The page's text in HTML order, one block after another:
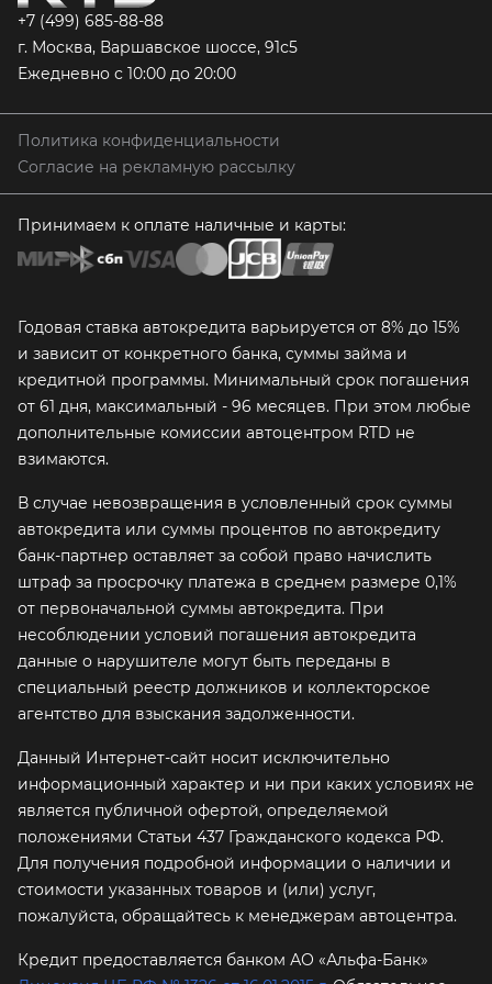
+7 (499) 685-88-88
г. Москва, Варшавское шоссе, 91с5
Ежедневно с 10:00 до 20:00
Политика конфиденциальности
Согласие на рекламную рассылку
Принимаем к оплате наличные и карты:
Годовая ставка автокредита варьируется от 8% до 15%
и зависит от конкретного банка, суммы займа и
кредитной программы. Минимальный срок погашения
от 61 дня, максимальный - 96 месяцев. При этом любые
дополнительные комиссии автоцентром RTD не
взимаются.
В случае невозвращения в условленный срок суммы
автокредита или суммы процентов по автокредиту
банк-партнер оставляет за собой право начислить
штраф за просрочку платежа в среднем размере 0,1%
от первоначальной суммы автокредита. При
несоблюдении условий погашения автокредита
данные о нарушителе могут быть переданы в
специальный реестр должников и коллекторское
агентство для взыскания задолженности.
Данный Интернет-сайт носит исключительно
информационный характер и ни при каких условиях не
является публичной офертой, определяемой
положениями Статьи 437 Гражданского кодекса РФ.
Для получения подробной информации о наличии и
стоимости указанных товаров и (или) услуг,
пожалуйста, обращайтесь к менеджерам автоцентра.
Кредит предоставляется банком АО «Альфа-Банк»